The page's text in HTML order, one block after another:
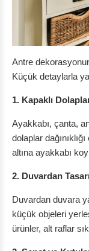
Antre
Küçük detaylarla
1. Kapaklı
Ayakkabı, çanta,
dolaplar
altına ayakkabı
2. Duvardan
Duvardan duvara
küçük objeleri
ürünler, alt raflar